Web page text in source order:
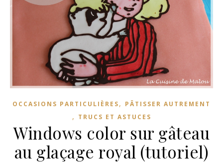
OCCASIONS PARTICULIÈRES, PÂTISSER AUTREMENT
, TRUCS ET ASTUCES
Windows color sur gâteau
au glaçage royal (tutoriel)